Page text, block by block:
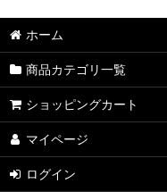
ホーム
商品カテゴリ一覧
ショッピングカート
マイページ
ログイン